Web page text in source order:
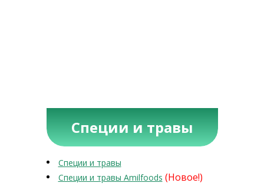
Специи и травы
Специи и травы
Специи и травы Amilfoods (Новое!)